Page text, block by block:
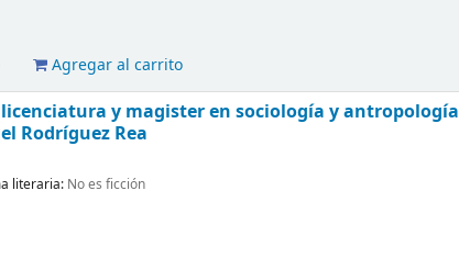
Agregar al carrito
y magister en sociología y antropología
Rodríguez Rea
literaria: No es ficción